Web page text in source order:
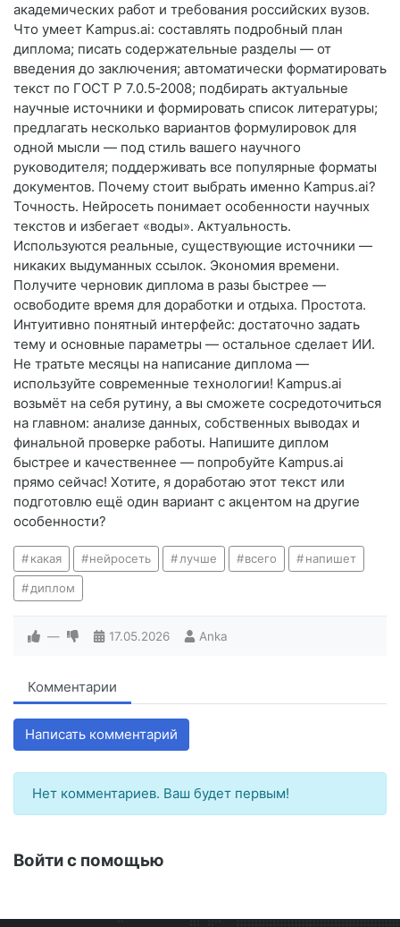
академических работ и требования российских вузов.
Что умеет Kampus.ai: составлять подробный план
диплома; писать содержательные разделы — от
введения до заключения; автоматически форматировать
текст по ГОСТ Р 7.0.5‑2008; подбирать актуальные
научные источники и формировать список литературы;
предлагать несколько вариантов формулировок для
одной мысли — под стиль вашего научного
руководителя; поддерживать все популярные форматы
документов. Почему стоит выбрать именно Kampus.ai?
Точность. Нейросеть понимает особенности научных
текстов и избегает «воды». Актуальность.
Используются реальные, существующие источники —
никаких выдуманных ссылок. Экономия времени.
Получите черновик диплома в разы быстрее —
освободите время для доработки и отдыха. Простота.
Интуитивно понятный интерфейс: достаточно задать
тему и основные параметры — остальное сделает ИИ.
Не тратьте месяцы на написание диплома —
используйте современные технологии! Kampus.ai
возьмёт на себя рутину, а вы сможете сосредоточиться
на главном: анализе данных, собственных выводах и
финальной проверке работы. Напишите диплом
быстрее и качественнее — попробуйте Kampus.ai
прямо сейчас! Хотите, я доработаю этот текст или
подготовлю ещё один вариант с акцентом на другие
особенности?
какая нейросеть лучше всего напишет
диплом
— 17.05.2026 Anka
Комментарии
Написать комментарий
Нет комментариев. Ваш будет первым!
Войти с помощью